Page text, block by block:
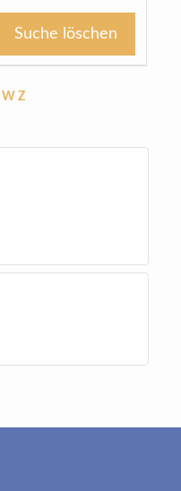
Suche löschen
W Z